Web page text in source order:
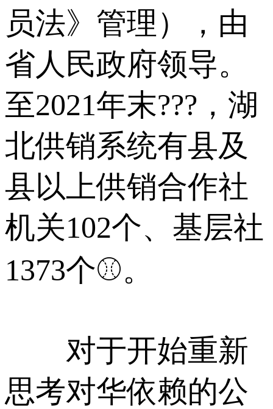
员法》管理），由
省人民政府领导。
至2021年末???，湖
北供销系统有县及
县以上供销合作社
机关102个、基层社
1373个⚾。
对于开始重新
思考对华依赖的公